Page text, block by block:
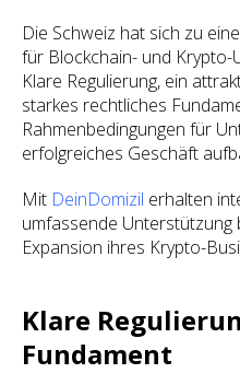
Die Schweiz hat sich zu
für Blockchain- und Krypto-
Klare Regulierung, ein
starkes rechtliches
Rahmenbedingungen für
erfolgreiches Geschäft
Mit DeinDomizil erhalten
umfassende
Expansion ihres Krypto-
Klare
Fundament